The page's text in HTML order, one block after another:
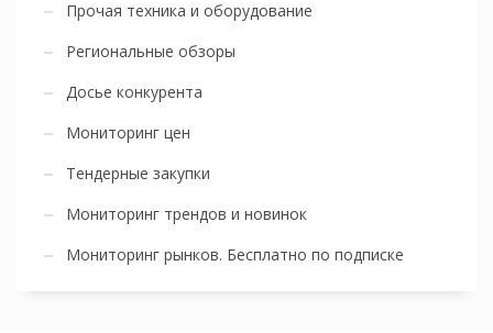
Прочая техника и оборудование
Региональные обзоры
Досье конкурента
Мониторинг цен
Тендерные закупки
Мониторинг трендов и новинок
Мониторинг рынков. Бесплатно по подписке